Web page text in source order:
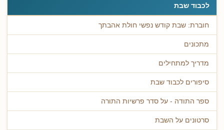
לכבוד שבת
חוברת: שבת קודש נפשי חולת אהבתך
מתכונים
מדריך למתחילים
סיפורים לכבוד שבת
ספר התודה - על סדר פרשיות התורה
סרטונים על השבת